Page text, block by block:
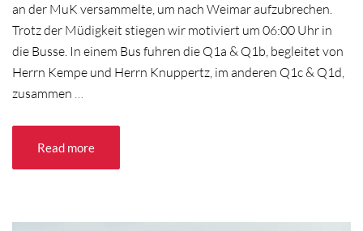
an der MuK versammelte, um nach Weimar aufzubrechen.
Trotz der Müdigkeit stiegen wir motiviert um 06:00 Uhr in
die Busse. In einem Bus fuhren die Q1a & Q1b, begleitet von
Herrn Kempe und Herrn Knuppertz, im anderen Q1c & Q1d,
zusammen …
Read more